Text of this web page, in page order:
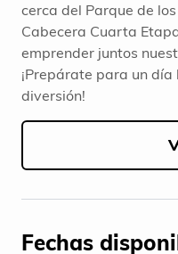
cerca del Parque de
Cabecera Cuarta
emprender juntos
¡Prepárate para un
diversión!
Fechas